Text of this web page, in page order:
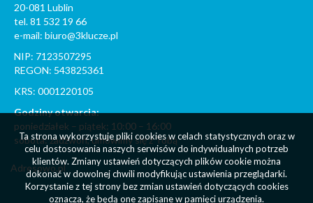
20-081 Lublin
tel. 81 532 19 66
e-mail: biuro@3klucze.pl
NIP: 7123507295
REGON: 543825361
KRS: 0001220105
Godziny otwarcia:
poniedziałek – piątek: 10:00 – 16:00
sobota: zadzwoń, umówimy się z Tobą
Adresowo.pl
Ta strona wykorzystuje pliki cookies w celach statystycznych oraz w
celu dostosowania naszych serwisów do indywidualnych potrzeb
klientów. Zmiany ustawień dotyczących plików cookie można
dokonać w dowolnej chwili modyfikując ustawienia przeglądarki.
Korzystanie z tej strony bez zmian ustawień dotyczących cookies
oznacza, że będą one zapisane w pamięci urządzenia.